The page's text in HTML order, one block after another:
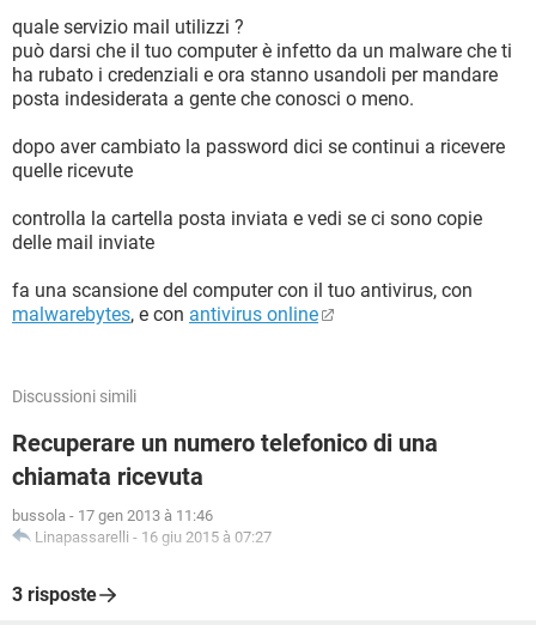
quale servizio mail utilizzi ?
può darsi che il tuo computer è infetto da un malware che ti
ha rubato i credenziali e ora stanno usandoli per mandare
posta indesiderata a gente che conosci o meno.
dopo aver cambiato la password dici se continui a ricevere
quelle ricevute
controlla la cartella posta inviata e vedi se ci sono copie
delle mail inviate
fa una scansione del computer con il tuo antivirus, con
malwarebytes, e con antivirus online
Discussioni simili
Recuperare un numero telefonico di una
chiamata ricevuta
bussola - 17 gen 2013 à 11:46
Linapassarelli - 16 giu 2015 à 07:27
3 risposte